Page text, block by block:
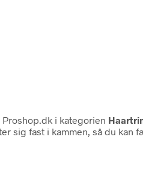
Proshop.dk i kategorien
sig fast i kammen, så du kan